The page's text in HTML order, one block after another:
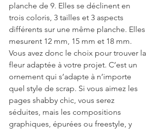
planche de 9. Elles se déclinent en
trois coloris, 3 tailles et 3 aspects
différents sur une même planche. Elles
mesurent 12 mm, 15 mm et 18 mm.
Vous avez donc le choix pour trouver la
fleur adaptée à votre projet. C’est un
ornement qui s’adapte à n’importe
quel style de scrap. Si vous aimez les
pages shabby chic, vous serez
séduites, mais les compositions
graphiques, épurées ou freestyle, y